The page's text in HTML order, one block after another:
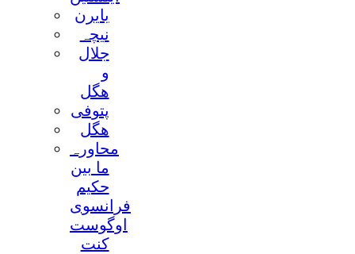
بایرن
نیچہ
جلال
و
ھگل
پتوفی
ھگل
محاورہ
ما بین
حکیم
فرانسوی
اوگوست
کنت